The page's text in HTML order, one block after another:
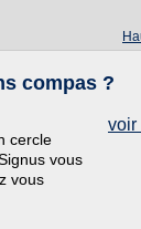
compas ?
voir
cercle
vous
vous